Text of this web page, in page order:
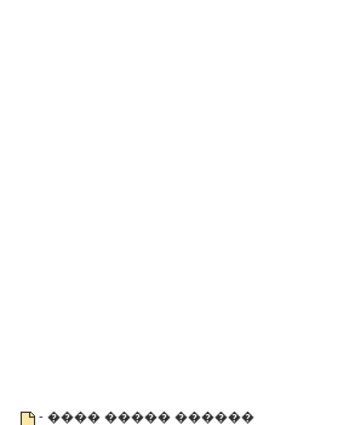
- ���� ����� ������